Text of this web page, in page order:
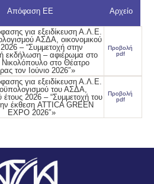
Απόφαση ΕΕ Αρχείο
για εξειδίκευση Α.Λ.Ε.
ΑΣΔΑ, οικονομικού
– “Συμμετοχή στην
εκδήλωση – αφιέρωμα στο
στο Θέατρο
τον Ιούνιο 2026″»
Προβολή
pdf
για εξειδίκευση Α.Λ.Ε.
του ΑΣΔΑ,
έτους 2026 – “Συμμετοχή του
έκθεση ATTICA GREEN
EXPO 2026″»
Προβολή
pdf